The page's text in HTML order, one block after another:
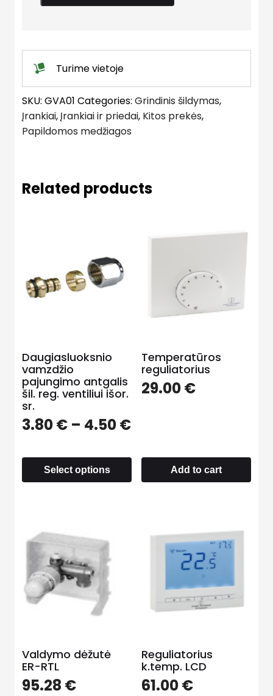
Turime vietoje
SKU: GVA01 Categories: Grindinis šildymas,
Įrankiai,Įrankiai ir priedai, Kitos prekės,
Papildomos medžiagos
Related products
Daugiasluoksnio
vamzdžio
pajungimo antgalis
šil. reg. ventiliui išor.
sr.
3.80€ – 4.50€
Select options
Temperatūros
reguliatorius
29.00€
Add to cart
Valdymo dėžutė
ER-RTL
95.28 €
Reguliatorius
k.temp. LCD
61.00€